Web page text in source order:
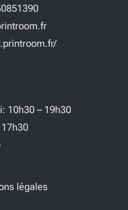
10h30 – 19h30
légales